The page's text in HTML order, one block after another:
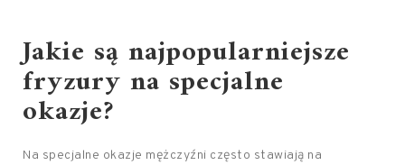
Jakie są najpopularniejsze
fryzury na specjalne
okazje?
Na specjalne okazje mężczyźni często stawiają na